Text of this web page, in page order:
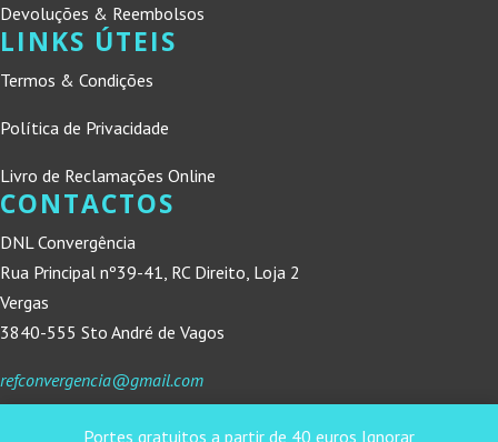
Portes gratuitos a partir de 40 euros Ignorar
Devoluções & Reembolsos
LINKS ÚTEIS
Termos & Condições
Política de Privacidade
Livro de Reclamações Online
CONTACTOS
DNL Convergência
Rua Principal nº39-41, RC Direito, Loja 2
Vergas
3840-555 Sto André de Vagos
refconvergencia@gmail.com